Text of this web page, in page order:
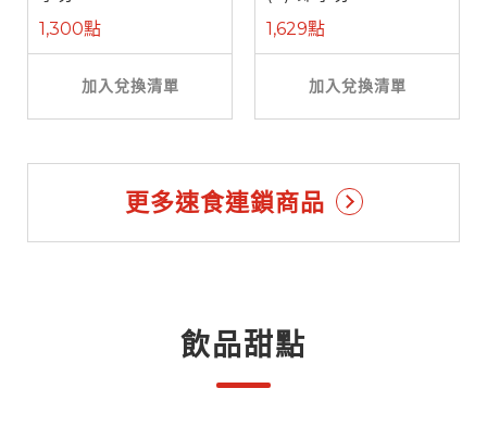
1,300點
加入兌換清單
1,629點
加入兌換清單
更多速食連鎖商品
飲品甜點